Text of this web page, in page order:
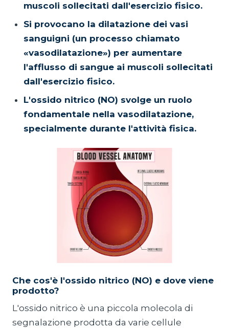
muscoli sollecitati dall'esercizio fisico.
Si provocano la dilatazione dei vasi
sanguigni (un processo chiamato
«vasodilatazione») per aumentare
l'afflusso di sangue ai muscoli sollecitati
dall'esercizio fisico.
L'ossido nitrico (NO) svolge un ruolo
fondamentale nella vasodilatazione,
specialmente durante l'attività fisica.
Che cos'è l'ossido nitrico (NO) e dove viene
prodotto?
L'ossido nitrico è una piccola molecola di
segnalazione prodotta da varie cellule